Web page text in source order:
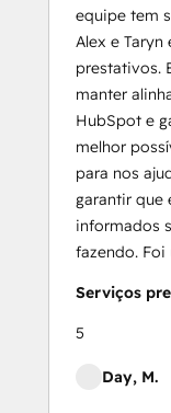
equipe tem
Alex e
prestativos.
manter
HubSpot e
melhor
para nos
garantir que
informados
fazendo. Foi
Serviços
5
Day, M.